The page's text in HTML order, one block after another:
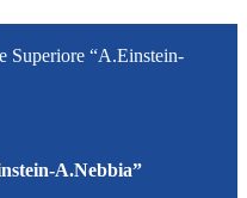
Superiore “A.Einstein-
A.Nebbia”